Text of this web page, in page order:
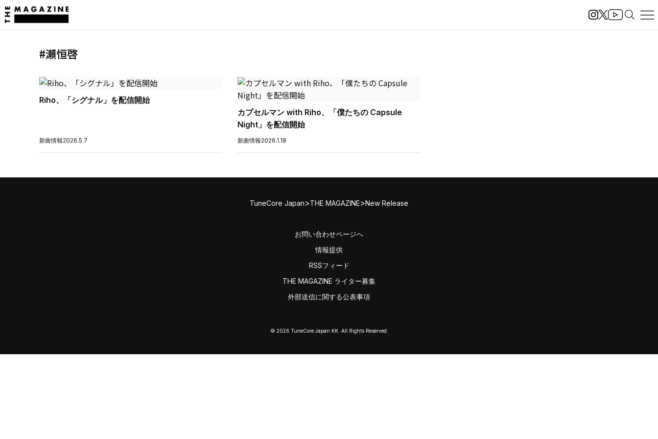
#瀬恒啓
Riho、「シグナル」を配信開始
新曲情報2026.5.7
カプセルマン with Riho、「僕たちの Capsule
Night」を配信開始
新曲情報2026.1.18
TuneCore Japan>THE MAGAZINE>New Release
お問い合わせページへ
情報提供
RSSフィード
THE MAGAZINE ライター募集
外部送信に関する公表事項
© 2026 TuneCore Japan KK. All Rights Reserved.